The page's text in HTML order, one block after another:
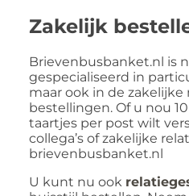
Zakelijk
Brievenbusbanket.nl is
gespecialiseerd in
maar ook in de
bestellingen. Of u nou
taartjes per post wilt
collega’s of zakelijke
brievenbusbanket.nl
U kunt nu ook